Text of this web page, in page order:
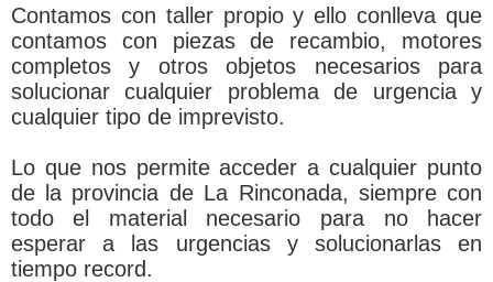
Contamos con taller propio y ello conlleva que
contamos con piezas de recambio, motores
completos y otros objetos necesarios para
solucionar cualquier problema de urgencia y
cualquier tipo de imprevisto.
Lo que nos permite acceder a cualquier punto
de la provincia de La Rinconada, siempre con
todo el material necesario para no hacer
esperar a las urgencias y solucionarlas en
tiempo record.